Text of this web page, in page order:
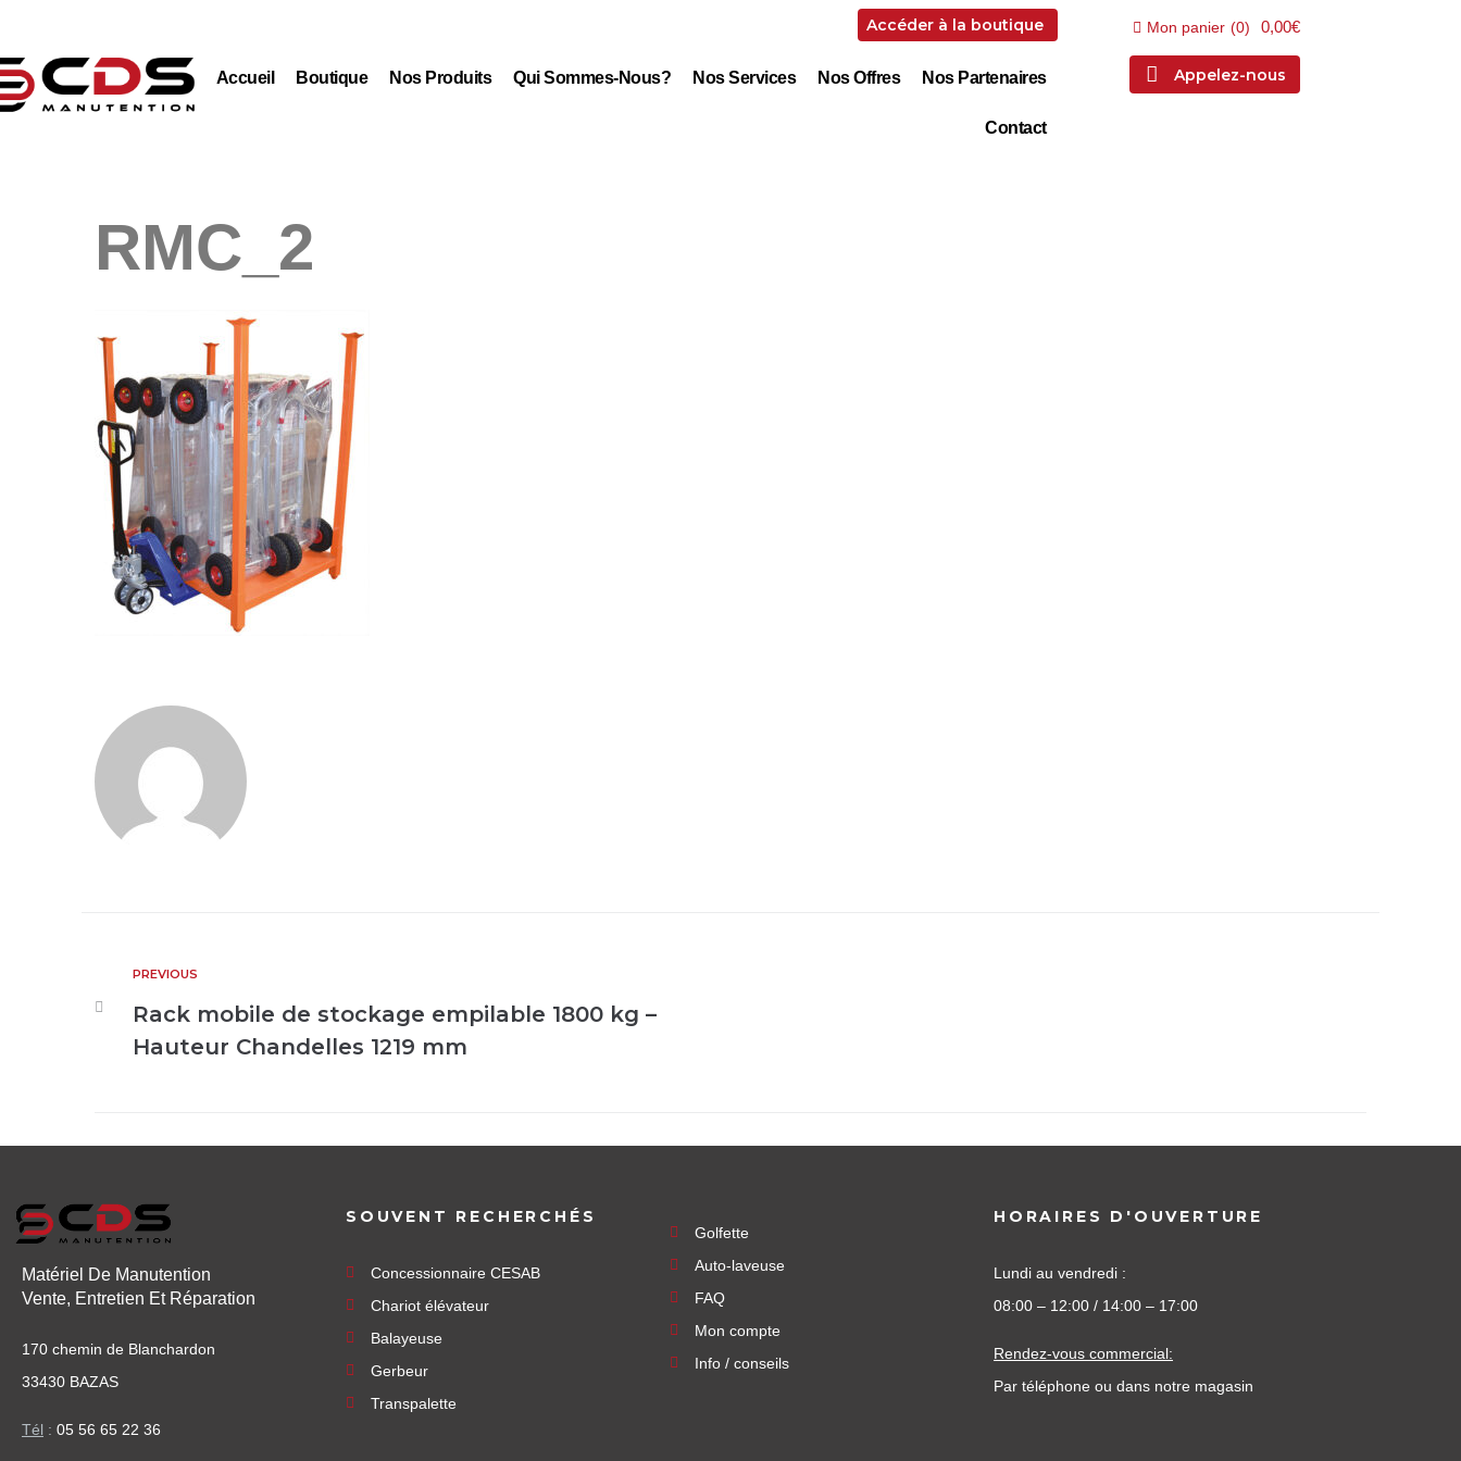
Accéder à la boutique
Accueil Boutique Nos Produits Qui Sommes-Nous? Nos Services Nos Offres Nos Partenaires
Contact
Mon panier (0) 0,00€
Appelez-nous
RMC_2
PREVIOUS
Rack mobile de stockage empilable 1800 kg –
Hauteur Chandelles 1219 mm
Matériel De Manutention
Vente, Entretien Et Réparation
170 chemin de Blanchardon
33430 BAZAS
Tél : 05 56 65 22 36
SOUVENT RECHERCHÉS
Concessionnaire CESAB
Chariot élévateur
Balayeuse
Gerbeur
Transpalette
Golfette
Auto-laveuse
FAQ
Mon compte
Info / conseils
HORAIRES D'OUVERTURE
Lundi au vendredi :
08:00 – 12:00 / 14:00 – 17:00
Rendez-vous commercial:
Par téléphone ou dans notre magasin